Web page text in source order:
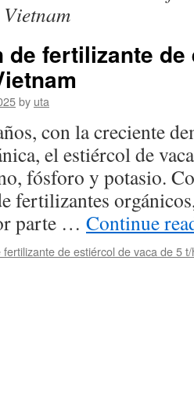
de fertilizante
by uta
con la creciente
el estiércol de
fósforo y potasio.
fertilizantes
parte … Continue
de estiércol de vaca de 5